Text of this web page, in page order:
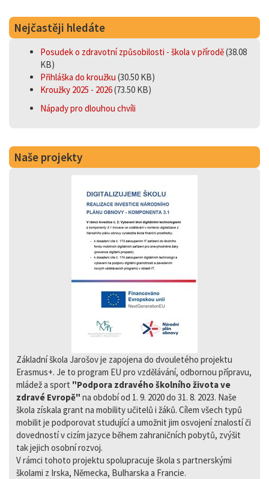
Nejčastěji hledáte
Posudek o zdravotní způsobilosti - škola v přírodě(38.08
KB)
Přihláška do kroužku (30.50 KB)
Kroužky 2025 - 2026(73.50 KB)
Nápady pro dlouhou chvíli
Naše projekty
Základní škola Jarošov je zapojena do dvouletého projektu
Erasmus+. Je to program EU pro vzdělávání, odbornou přípravu,
mládež a sport "Podpora zdravého školního života ve
zdravé Evropě" na období od 1. 9. 2020 do 31. 8. 2023. Naše
škola získala grant na mobility učitelů i žáků. Cílem všech typů
mobilit je podporovat studující a umožnit jim osvojení znalostí či
dovedností v cizím jazyce během zahraničních pobytů, zvýšit
tak jejich osobní rozvoj.
V rámci tohoto projektu spolupracuje škola s partnerskými
školami z Irska, Německa, Bulharska a Francie.